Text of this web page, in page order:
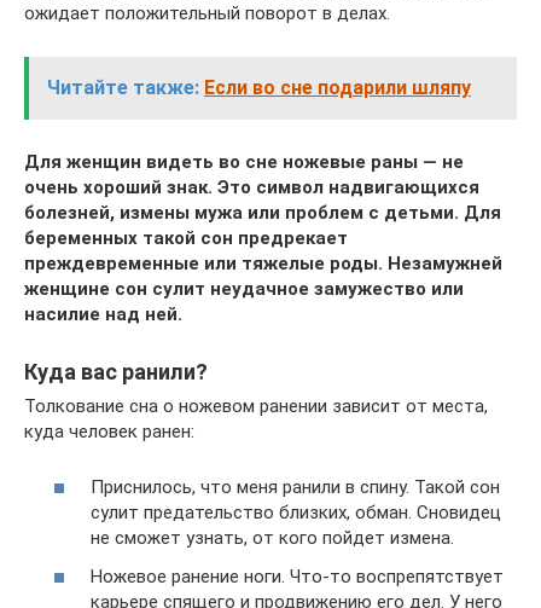
ожидает положительный поворот в делах.
Читайте также: Если во сне подарили шляпу
Для женщин видеть во сне ножевые раны — не
очень хороший знак. Это символ надвигающихся
болезней, измены мужа или проблем с детьми. Для
беременных такой сон предрекает
преждевременные или тяжелые роды. Незамужней
женщине сон сулит неудачное замужество или
насилие над ней.
Куда вас ранили?
Толкование сна о ножевом ранении зависит от места,
куда человек ранен:
Приснилось, что меня ранили в спину. Такой сон
сулит предательство близких, обман. Сновидец
не сможет узнать, от кого пойдет измена.
Ножевое ранение ноги. Что-то воспрепятствует
карьере спящего и продвижению его дел. У него